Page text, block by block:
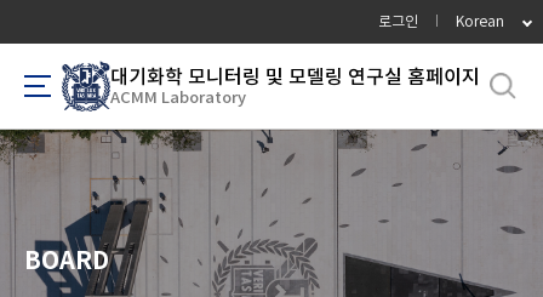
로
메
뉴
로그인 Korean
대기화학 모니터링 및 모델링 연구실 홈페이지
ACMM Laboratory
BOARD